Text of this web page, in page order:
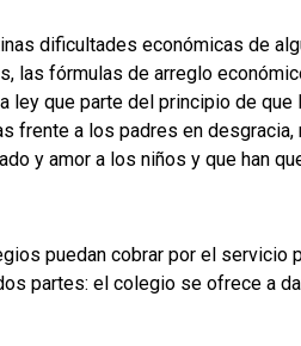
dificultades económicas de
las fórmulas de arreglo
ley que parte del principio de
frente a los padres en
y amor a los niños y que han
puedan cobrar por el servicio
partes: el colegio se ofrece a